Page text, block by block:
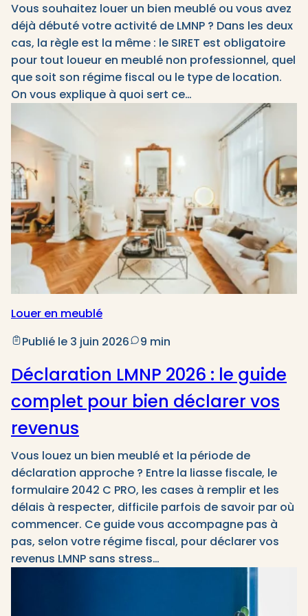
Vous souhaitez louer un bien meublé ou vous avez
déjà débuté votre activité de LMNP ? Dans les deux
cas, la règle est la même : le SIRET est obligatoire
pour tout loueur en meublé non professionnel, quel
que soit son régime fiscal ou le type de location.
On vous explique à quoi sert ce…
Louer en meublé
Publié le 3 juin 2026
9 min
Déclaration LMNP 2026 : le guide
complet pour bien déclarer vos
revenus
Vous louez un bien meublé et la période de
déclaration approche ? Entre la liasse fiscale, le
formulaire 2042 C PRO, les cases à remplir et les
délais à respecter, difficile parfois de savoir par où
commencer. Ce guide vous accompagne pas à
pas, selon votre régime fiscal, pour déclarer vos
revenus LMNP sans stress…